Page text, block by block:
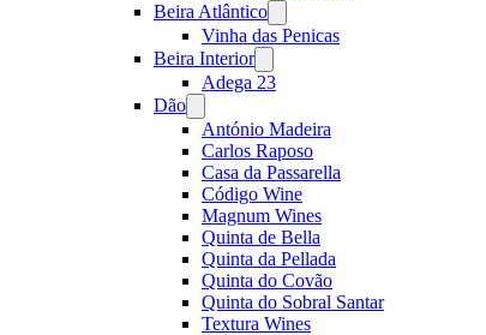
Beira Atlântico
menu
Vinha das Penicas
Beira Interior
menu
Adega 23
Dão
menu
António Madeira
Carlos Raposo
Casa da Passarella
Código Wine
Magnum Wines
Quinta de Bella
Quinta da Pellada
Quinta do Covão
Quinta do Sobral Santar
Textura Wines